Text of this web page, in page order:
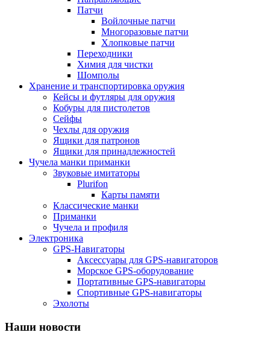
Патчи
Войлочные патчи
Многоразовые патчи
Хлопковые патчи
Переходники
Химия для чистки
Шомполы
Хранение и транспортировка оружия
Кейсы и футляры для оружия
Кобуры для пистолетов
Сейфы
Чехлы для оружия
Ящики для патронов
Ящики для принадлежностей
Чучела манки приманки
Звуковые имитаторы
Plurifon
Карты памяти
Классические манки
Приманки
Чучела и профиля
Электроника
GPS-Навигаторы
Аксессуары для GPS-навигаторов
Морское GPS-оборудование
Портативные GPS-навигаторы
Спортивные GPS-навигаторы
Эхолоты
Наши новости